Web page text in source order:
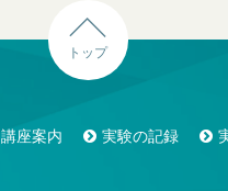
トップ
講座案内 実験の記録